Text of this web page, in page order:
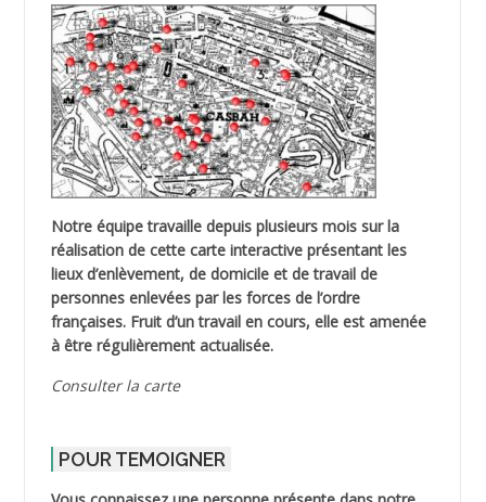
Notre équipe travaille depuis plusieurs mois sur la
réalisation de cette carte interactive présentant les
lieux d’enlèvement, de domicile et de travail de
personnes enlevées par les forces de l’ordre
françaises. Fruit d’un travail en cours, elle est amenée
à être régulièrement actualisée.
Consulter la carte
POUR TEMOIGNER